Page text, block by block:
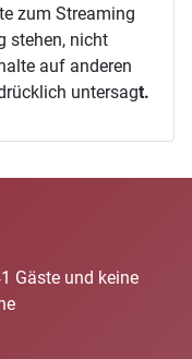
zum Streaming
stehen, nicht
auf anderen
untersagt.
Gäste und keine